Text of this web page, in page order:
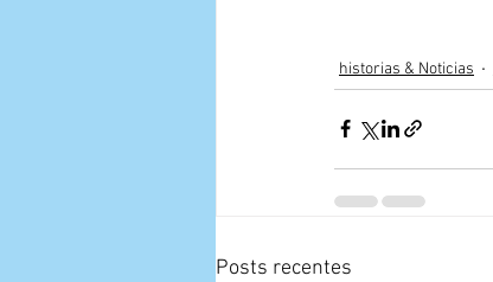
historias & Noticias
Posts recentes